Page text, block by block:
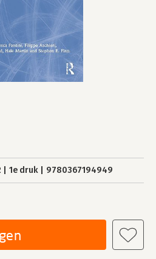
1e druk 9780367194949